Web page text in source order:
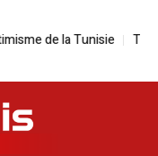
de la Tunisie Tunisie